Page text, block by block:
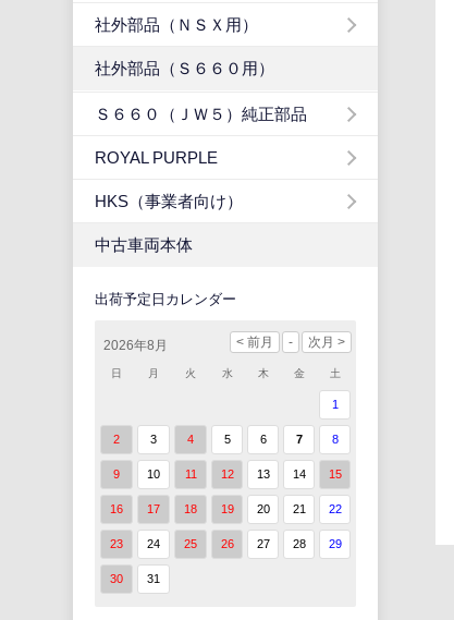
社外部品（ＮＳＸ用）
社外部品（Ｓ６６０用）
Ｓ６６０（ＪＷ５）純正部品
ROYAL PURPLE
HKS（事業者向け）
中古車両本体
出荷予定日カレンダー
2026年8月
日 月 火 水 木 金 土
1
2 3 4 5 6 7 8
9 10 11 12 13 14 15
16 17 18 19 20 21 22
23 24 25 26 27 28 29
30 31